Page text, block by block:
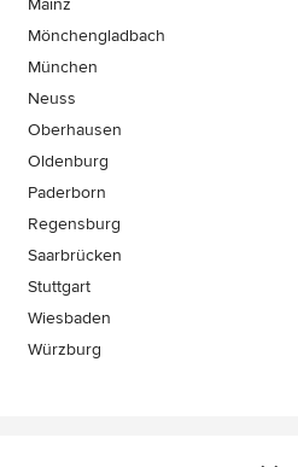
Mainz
Mönchen­gladbach
München
Neuss
Oberhausen
Oldenburg
Paderborn
Regensburg
Saarbrücken
Stuttgart
Wiesbaden
Würzburg